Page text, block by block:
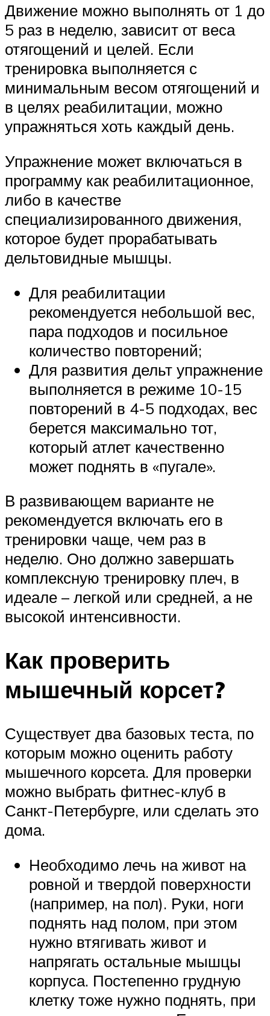
Движение можно выполнять от 1 до
5 раз в неделю, зависит от веса
отягощений и целей. Если
тренировка выполняется с
минимальным весом отягощений и
в целях реабилитации, можно
упражняться хоть каждый день.
Упражнение может включаться в
программу как реабилитационное,
либо в качестве
специализированного движения,
которое будет прорабатывать
дельтовидные мышцы.
Для реабилитации
рекомендуется небольшой вес,
пара подходов и посильное
количество повторений;
Для развития дельт упражнение
выполняется в режиме 10-15
повторений в 4-5 подходах, вес
берется максимально тот,
который атлет качественно
может поднять в «пугале».
В развивающем варианте не
рекомендуется включать его в
тренировки чаще, чем раз в
неделю. Оно должно завершать
комплексную тренировку плеч, в
идеале – легкой или средней, а не
высокой интенсивности.
Как проверить
мышечный корсет?
Существует два базовых теста, по
которым можно оценить работу
мышечного корсета. Для проверки
можно выбрать фитнес-клуб в
Санкт-Петербурге, или сделать это
дома.
Необходимо лечь на живот на
ровной и твердой поверхности
(например, на пол). Руки, ноги
поднять над полом, при этом
нужно втягивать живот и
напрягать остальные мышцы
корпуса. Постепенно грудную
клетку тоже нужно поднять, при